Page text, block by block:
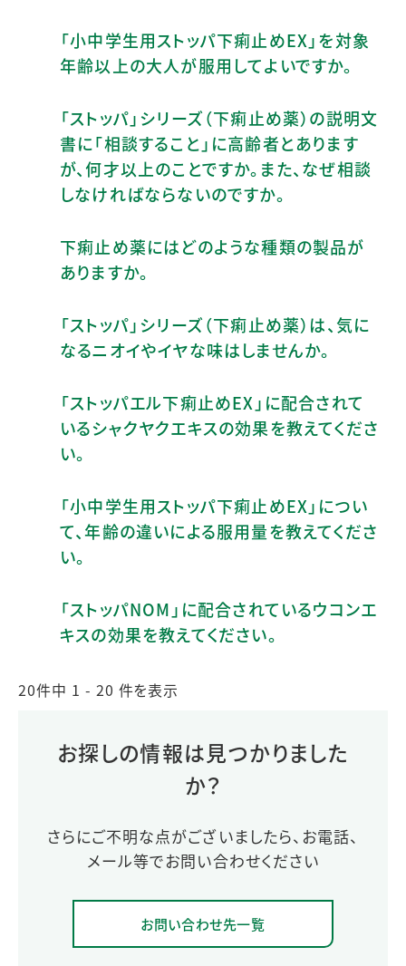
「小中学生用ストッパ下痢止めEX」を対象
年齢以上の大人が服用してよいですか。
「ストッパ」シリーズ（下痢止め薬）の説明文
書に「相談すること」に高齢者とあります
が、何才以上のことですか。また、なぜ相談
しなければならないのですか。
下痢止め薬にはどのような種類の製品が
ありますか。
「ストッパ」シリーズ（下痢止め薬）は、気に
なるニオイやイヤな味はしませんか。
「ストッパエル下痢止めEX」に配合されて
いるシャクヤクエキスの効果を教えてくださ
い。
「小中学生用ストッパ下痢止めEX」につい
て、年齢の違いによる服用量を教えてくださ
い。
「ストッパNOM」に配合されているウコンエ
キスの効果を教えてください。
20件中 1 - 20 件を表示
お探しの情報は見つかりました
か？
さらにご不明な点がございましたら、お電話、
メール等でお問い合わせください
お問い合わせ先一覧